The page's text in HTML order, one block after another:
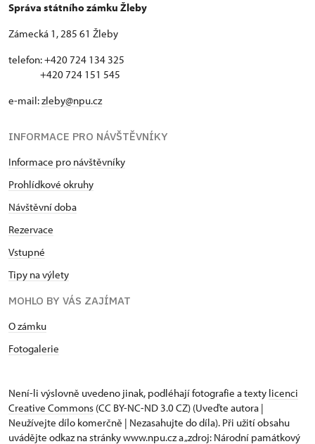
Správa státního zámku Žleby
Zámecká 1, 285 61 Žleby
telefon: +420 724 134 325
+420 724 151 545
e-mail:zleby@npu.cz
INFORMACE PRO NÁVŠTĚVNÍKY
Informace pro návštěvníky
Prohlídkové okruhy
Návštěvní doba
Rezervace
Vstupné
Tipy na výlety
MOHLO BY VÁS ZAJÍMAT
O zámku
Fotogalerie
Není-li výslovně uvedeno jinak, podléhají fotografie a texty licenci
Creative Commons (CC BY-NC-ND 3.0 CZ) (Uveďte autora |
Neužívejte dílo komerčně | Nezasahujte do díla). Při užití obsahu
uvádějte odkaz na stránky www.npu.cz a „zdroj: Národní památkový